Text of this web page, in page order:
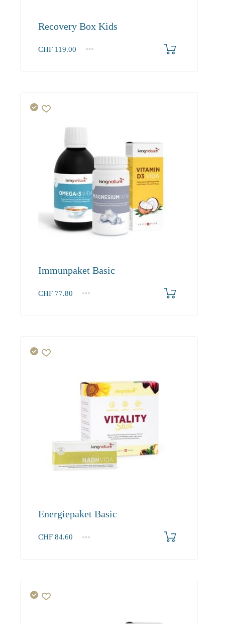
Recovery Box Kids
CHF 119.00
1 2-3
Immunpaket Basic
CHF 77.80
1+
Energiepaket Basic
CHF 84.60
1+